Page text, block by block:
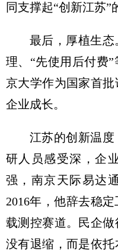
同支撑起“创新江苏”
最后，厚植生
理、“先使用后付费
京大学作为国家首批
企业成长。
江苏的创新温
研人员感受深，企
强，南京天际易达
2016年，他辞去稳
载测控赛道。民企
没有退缩，而是依